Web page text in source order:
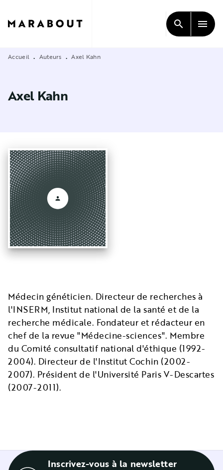
CONTENU
search menu
Accueil • Auteurs • Axel Kahn
Axel Kahn
Médecin généticien. Directeur de recherches à
l'INSERM, Institut national de la santé et de la
recherche médicale. Fondateur et rédacteur en
chef de la revue "Médecine-sciences". Membre
du Comité consultatif national d'éthique (1992-
2004). Directeur de l'Institut Cochin (2002-
2007). Président de l'Université Paris V-Descartes
(2007-2011).
Inscrivez-vous à la newsletter